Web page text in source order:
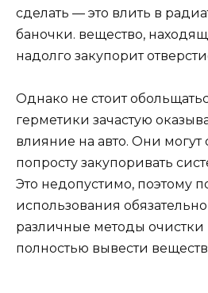
сделать — это влить в
баночки. вещество,
надолго закупорит
Однако не стоит
герметики зачастую
влияние на авто. Они
попросту закупоривать
Это недопустимо, поэтому
использования
различные методы очистки
полностью вывести